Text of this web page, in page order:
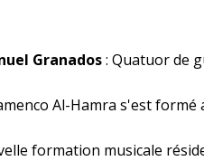
Granados: Quatuor de
Al-Hamra s'est
formation musicale